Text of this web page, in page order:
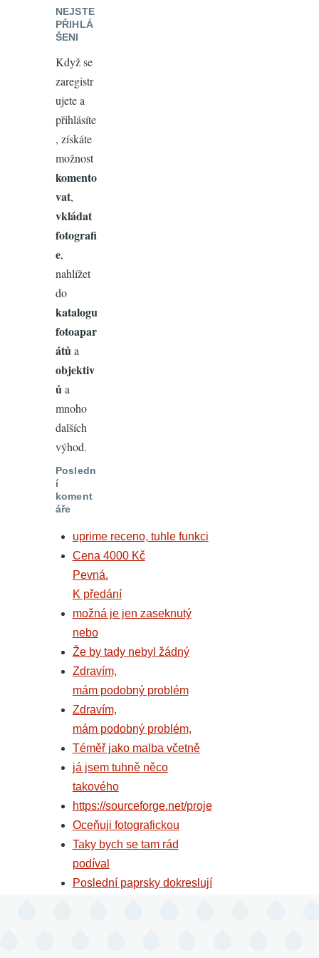
NEJSTE
PŘIHLÁ
ŠENI
Když se
zaregistr
ujete a
přihlásíte
, získáte
možnost
komento
vat,
vkládat
fotografi
e,
nahlížet
do
katalogu
fotoapar
átů a
objektiv
ů a
mnoho
dalších
výhod.
Posledn
í
koment
áře
uprime receno, tuhle funkci
Cena 4000 Kč
Pevná.
K předání
možná je jen zaseknutý
nebo
Že by tady nebyl žádný
Zdravím,
mám podobný problém
Zdravím,
mám podobný problém,
Téměř jako malba včetně
já jsem tuhně něco
takového
https://sourceforge.net/proje
Oceňuji fotografickou
Taky bych se tam rád
podíval
Poslední paprsky dokreslují